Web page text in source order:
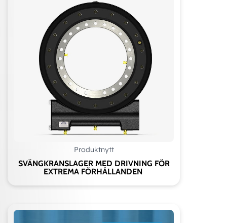
Produktnytt
SVÄNGKRANSLAGER MED DRIVNING FÖR
EXTREMA FÖRHÅLLANDEN